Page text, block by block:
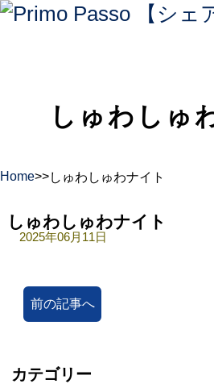
しゅわしゅ
Home>>しゅわしゅわナイト
しゅわしゅわナイト
2025年06月11日
前の記事へ
カテゴリー